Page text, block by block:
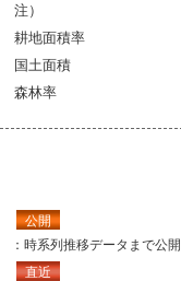
注）
耕地面積率
国土面積
森林率
公開
：時系列推移データまで公開
直近